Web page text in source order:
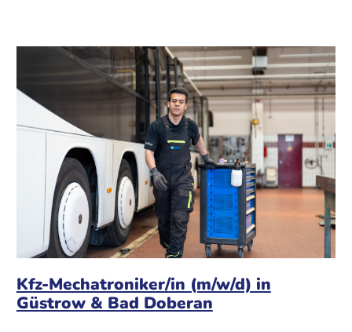
Kfz-Mechatroniker/in (m/w/d) in
Güstrow & Bad Doberan